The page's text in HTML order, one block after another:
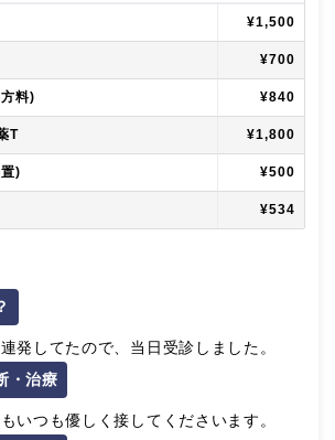
¥1,500
¥700
料) ¥840
T ¥1,800
) ¥500
¥534
発してたので、当日受診しました。
・治療
いつも優しく接してくださいます。